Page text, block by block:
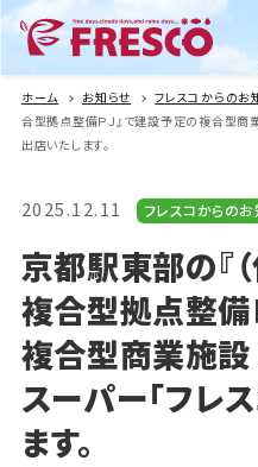
ホーム お知らせ フレスコからのお
合型拠点整備ＰＪ』で建設予定の複合型商
出店いたします。
2025.12.11 フレスコからのお
京都駅東部の『
複合型拠点整備
複合型商業施設
スーパー「フレ
ます。